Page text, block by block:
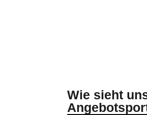
Wie sieht